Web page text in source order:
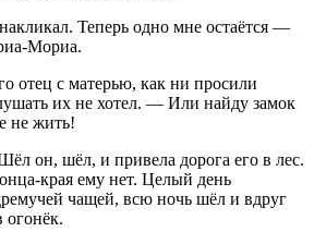
Теперь одно мне остаётся —
Мориа.
отец с матерью, как ни просили
их не хотел. — Или найду замок
не жить!
он, шёл, и привела дорога его в лес.
края ему нет. Целый день
чащей, всю ночь шёл и вдруг
огонёк.